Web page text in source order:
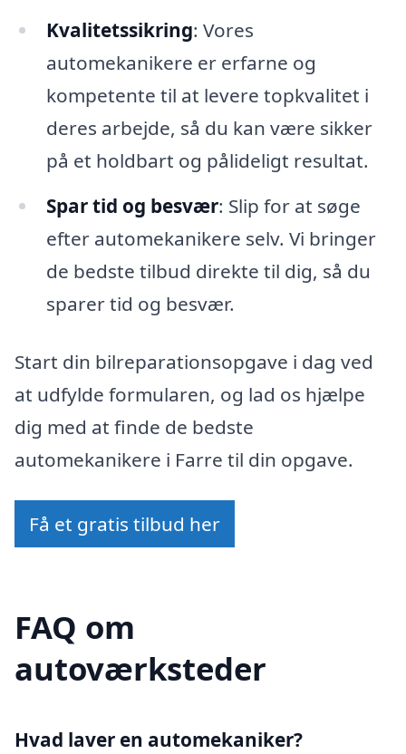
Kvalitetssikring: Vores
automekanikere er erfarne og
kompetente til at levere topkvalitet i
deres arbejde, så du kan være sikker
på et holdbart og pålideligt resultat.
Spar tid og besvær: Slip for at søge
efter automekanikere selv. Vi bringer
de bedste tilbud direkte til dig, så du
sparer tid og besvær.
Start din bilreparationsopgave i dag ved
at udfylde formularen, og lad os hjælpe
dig med at finde de bedste
automekanikere i Farre til din opgave.
Få et gratis tilbud her
FAQ om
autoværksteder
Hvad laver en automekaniker?